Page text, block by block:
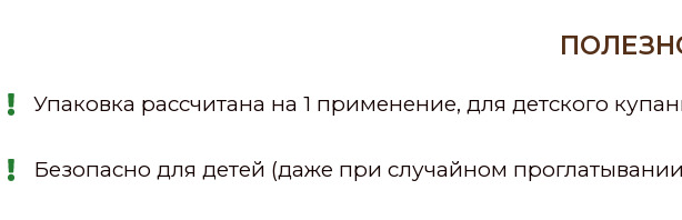
Упаковка рассчитана на 1 применение, для детского
Безопасно для детей (даже при случайном